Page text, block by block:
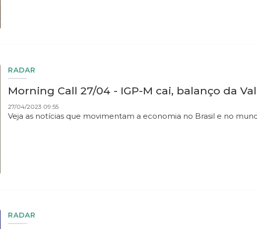
RADAR
Morning Call 27/04 - IGP-M cai, balanço da
27/04/2023 09:55
Veja as notícias que movimentam a economia no Brasil e no
RADAR